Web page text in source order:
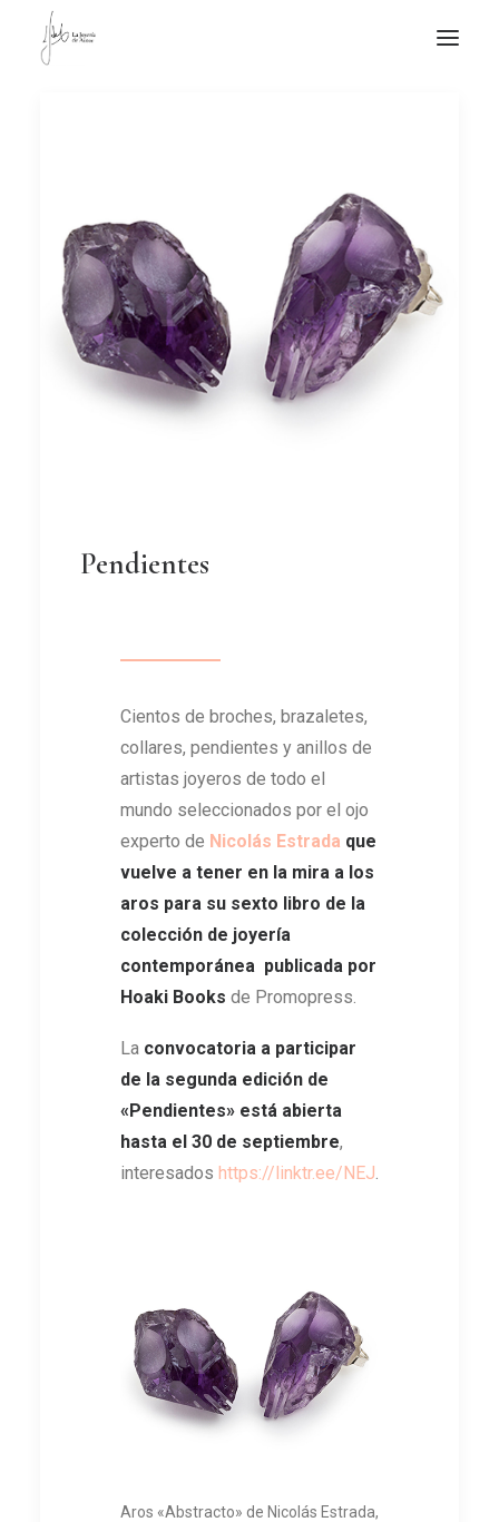
APUNTES
QUIÉN SOY
Pendientes
Aros «Abstracto» de Nicolás Estrada,
Cientos de broches, brazaletes,
collares, pendientes y anillos de
artistas joyeros de todo el
mundo seleccionados por el ojo
experto de Nicolás Estrada que
vuelve a tener en la mira a los
aros para su sexto libro de la
colección de joyería
contemporánea publicada por
Hoaki Books de Promopress.
La convocatoria a participar
de la segunda edición de
«Pendientes» está abierta
hasta el 30 de septiembre,
interesados https://linktr.ee/NEJ.